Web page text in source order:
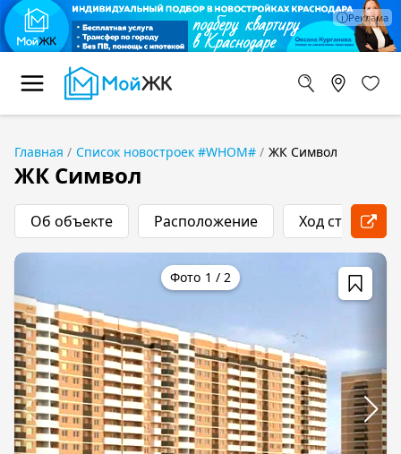
Главная Список новостроек #WHOM# ЖК Символ
ЖК Символ
Об объекте Расположение Ход
1 / 2